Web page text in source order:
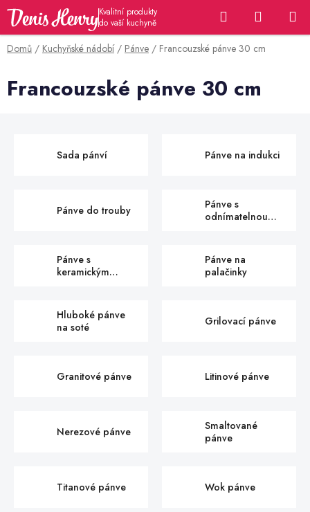
Přejít
obsah
Hledat
KOŠÍK
Domů / Kuchyňské nádobí / Pánve / Francouzské pánve 30 cm
Francouzské pánve 30 cm
Sada pánví Pánve na indukci
Pánve do trouby
Pánve s
odnímatelnou
Pánve s
keramickým
Pánve na
palačinky
Hluboké pánve
na soté
Grilovací pánve
Granitové pánve Litinové pánve
Nerezové pánve
Smaltované
pánve
Titanové pánve Wok pánve